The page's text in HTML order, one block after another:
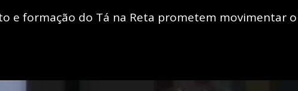
e formação do Tá na Reta prometem movimentar